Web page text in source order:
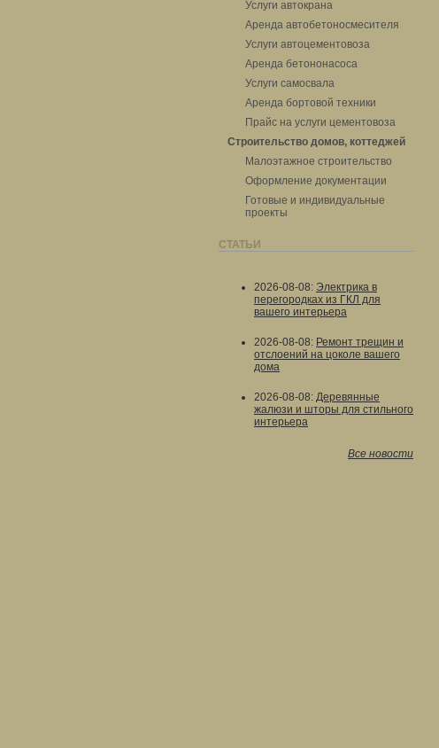
Услуги автокрана
Аренда автобетоносмесителя
Услуги автоцементовоза
Аренда бетононасоса
Услуги самосвала
Аренда бортовой техники
Прайс на услуги цементовоза
Строительство домов, коттеджей
Малоэтажное строительство
Оформление документации
Готовые и индивидуальные
проекты
СТАТЬИ
2026-08-08: Электрика в
перегородках из ГКЛ для
вашего интерьера
2026-08-08: Ремонт трещин и
отслоений на цоколе вашего
дома
2026-08-08: Деревянные
жалюзи и шторы для стильного
интерьера
Все новости